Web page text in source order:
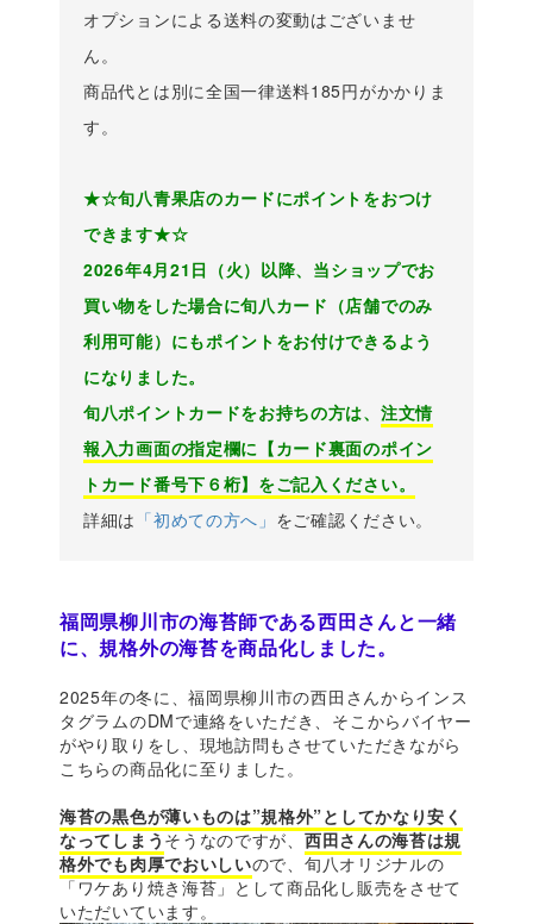
オプションによる送料の変動はございませ
ん。
商品代とは別に全国一律送料185円がかかりま
す。
★☆旬八青果店のカードにポイントをおつけ
できます★☆
2026年4月21日（火）以降、当ショップでお
買い物をした場合に旬八カード（店舗でのみ
利用可能）にもポイントをお付けできるよう
になりました。
旬八ポイントカードをお持ちの方は、 注文情
報入力画面の指定欄に【カード裏面のポイン
トカード番号下６桁】をご記入ください。
詳細は 「初めての方へ」 をご確認ください。
福岡県柳川市の海苔師である西田さんと一緒
に、規格外の海苔を商品化しました。
2025年の冬に、福岡県柳川市の西田さんからインス
タグラムのDMで連絡をいただき、そこからバイヤー
がやり取りをし、現地訪問もさせていただきながら
こちらの商品化に至りました。
海苔の黒色が薄いものは”規格外”としてかなり安く
なってしまう そうなのですが、 西田さんの海苔は規
格外でも肉厚でおいしいので、旬八オリジナルの
「ワケあり焼き海苔」として商品化し販売をさせて
いただいています。